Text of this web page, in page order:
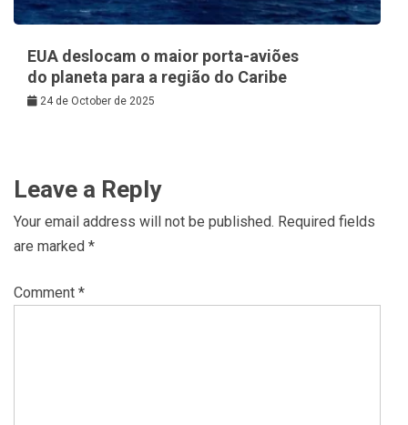
EUA deslocam o maior porta-aviões
do planeta para a região do Caribe
24 de October de 2025
Leave a Reply
Your email address will not be published. Required fields
are marked *
Comment *